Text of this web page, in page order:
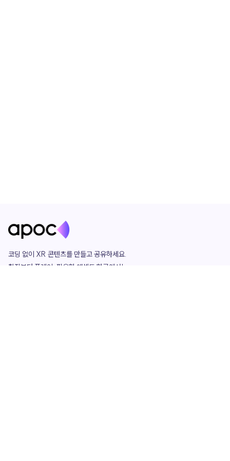
코딩 없이 XR 콘텐츠를 만들고 공유하세요.
창작부터 플레이, 필요한 애셋도 한곳에서!